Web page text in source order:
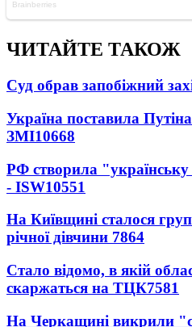
ЧИТАЙТЕ ТАКОЖ
Суд обрав запобіжний
Україна поставила
ЗМІ10668
РФ створила
- ISW10551
На Київщині сталося
річної дівчини 7864
Стало відомо, в якій
скаржаться на ТЦК7581
На Черкащині викрили